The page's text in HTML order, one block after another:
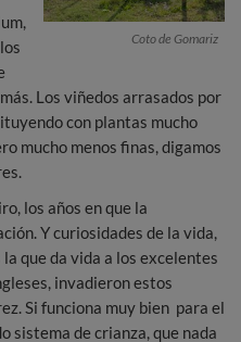
Coto de Gomariz
Los viñedos arrasados por
con plantas mucho
mucho menos finas, digamos
los años en que la
Y curiosidades de la vida,
que da vida a los excelentes
invadieron estos
Si funciona muy bien para el
sistema de crianza, que nada